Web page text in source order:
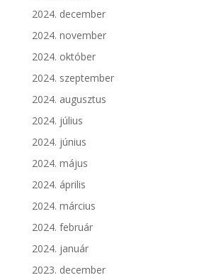
2024. december
2024. november
2024. október
2024. szeptember
2024. augusztus
2024. július
2024. június
2024. május
2024. április
2024. március
2024. február
2024. január
2023. december